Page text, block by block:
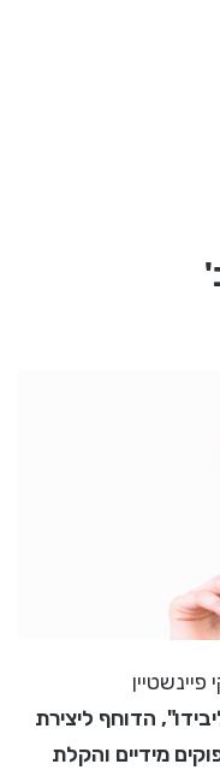
הדוחף ליצירת
מידיים והקלת